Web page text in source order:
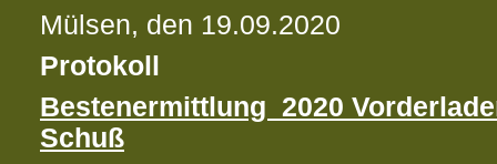
Mülsen, den 19.09.2020
Protokoll
Bestenermittlung 2020
Schuß